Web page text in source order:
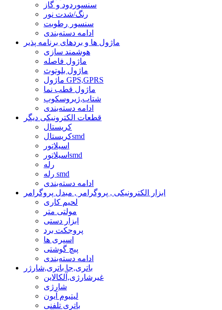
سنسوردود و گاز
رنگ/شدت نور
سنسور رطوبت
ادامه دسته‌بندی
ماژول ها و بردهای برنامه پذیر
هوشمند سازی
ماژول فاصله
ماژول بلوتوث
ماژول GPS,GPRS
ماژول قطب نما
شتاب,ژیروسکوپ
ادامه دسته‌بندی
قطعات الکترونیکی دیگر
کریستال
کریستالsmd
اسیلاتور
اسیلاتورsmd
رله
رله smd
ادامه دسته‌بندی
ابزار الکترونیکی , پروگرامر , مبدل پروگرامر
لحیم کاری
مولتی متر
ابزار دستی
پروجکت برد
اسپری ها
پیچ گوشتی
ادامه دسته‌بندی
باتری,جا باتری,شارژر
غیرشارژی,آلکالاین
شارژی
لیتیوم آیون
باتری تلفنی